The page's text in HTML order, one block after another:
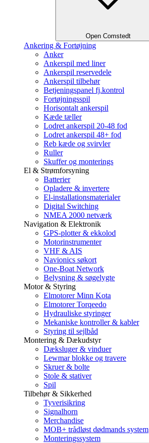
Open Comstedt
Ankering & Fortøjning
Anker
Ankerspil med liner
Ankerspil reservedele
Ankerspil tilbehør
Betjeningspanel fj.kontrol
Fortøjningsspil
Horisontalt ankerspil
Kæde tæller
Lodret ankerspil 20-48 fod
Lodret ankerspil 48+ fod
Reb kæde og svirvler
Ruller
Skuffer og monterings
El & Strømforsyning
Batterier
Opladere & invertere
El-installationsmaterialer
Digital Switching
NMEA 2000 netværk
Navigation & Elektronik
GPS-plotter & ekkolod
Motorinstrumenter
VHF & AIS
Navionics søkort
One-Boat Network
Belysning & søgelygte
Motor & Styring
Elmotorer Minn Kota
Elmotorer Torqeedo
Hydrauliske styringer
Mekaniske kontroller & kabler
Styring til sejlbåd
Montering & Dækudstyr
Dæksluger & vinduer
Lewmar blokke og travere
Skruer & bolte
Stole & stativer
Spil
Tilbehør & Sikkerhed
Tyverisikring
Signalhorn
Merchandise
MOB+ trådløst dødmands system
Monteringssystem